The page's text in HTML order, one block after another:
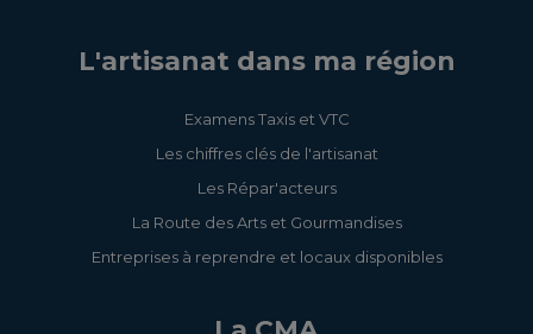
L'artisanat dans ma région
Examens Taxis et VTC
Les chiffres clés de l'artisanat
Les Répar'acteurs
La Route des Arts et Gourmandises
Entreprises à reprendre et locaux disponibles